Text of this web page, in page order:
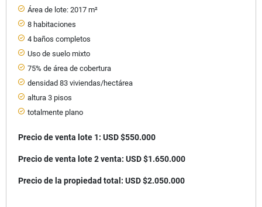
Área de lote: 2017 m²
8 habitaciones
4 baños completos
Uso de suelo mixto
75% de área de cobertura
densidad 83 viviendas/hectárea
altura 3 pisos
totalmente plano
Precio de venta lote 1: USD $550.000
Precio de venta lote 2 venta: USD $1.650.000
Precio de la propiedad total: USD $2.050.000